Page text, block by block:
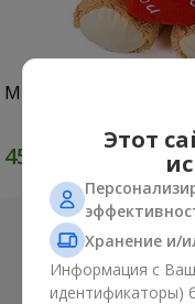
Милый мишка (с
Этот
Хранение и/
Информация с
идентификаторы)